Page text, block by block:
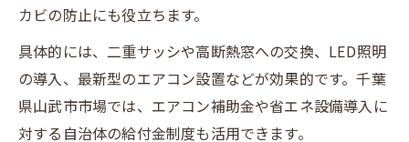
カビの防止にも役立ちます。
具体的には、二重サッシや高断熱窓への交換、LED照明
の導入、最新型のエアコン設置などが効果的です。千葉
県山武市市場では、エアコン補助金や省エネ設備導入に
対する自治体の給付金制度も活用できます。